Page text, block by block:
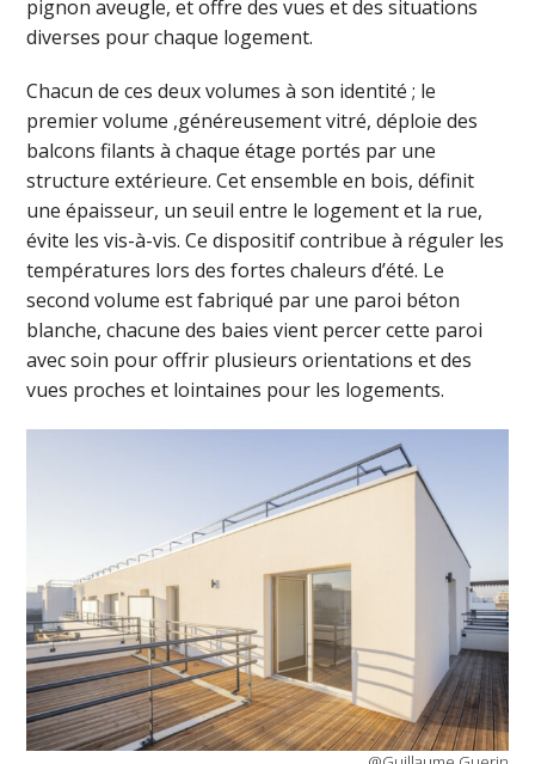
pignon aveugle, et offre des vues et des situations
diverses pour chaque logement.
Chacun de ces deux volumes à son identité ; le
premier volume ,généreusement vitré, déploie des
balcons filants à chaque étage portés par une
structure extérieure. Cet ensemble en bois, définit
une épaisseur, un seuil entre le logement et la rue,
évite les vis-à-vis. Ce dispositif contribue à réguler les
températures lors des fortes chaleurs d’été. Le
second volume est fabriqué par une paroi béton
blanche, chacune des baies vient percer cette paroi
avec soin pour offrir plusieurs orientations et des
vues proches et lointaines pour les logements.